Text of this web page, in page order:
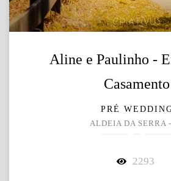
Aline e Paulinho -
Casamento
PRÉ
ALDEIA DA SERRA
2293